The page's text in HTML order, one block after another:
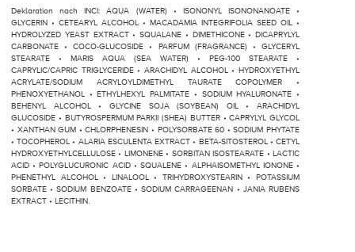
Deklaration nach INCI: AQUA (WATER) • ISONONYL ISONONANOATE •
GLYCERIN • CETEARYL ALCOHOL • MACADAMIA INTEGRIFOLIA SEED OIL •
HYDROLYZED YEAST EXTRACT • SQUALANE • DIMETHICONE • DICAPRYLYL
CARBONATE • COCO-GLUCOSIDE • PARFUM (FRAGRANCE) • GLYCERYL
STEARATE • MARIS AQUA (SEA WATER) • PEG-100 STEARATE •
CAPRYLIC/CAPRIC TRIGLYCERIDE • ARACHIDYL ALCOHOL • HYDROXYETHYL
ACRYLATE/SODIUM ACRYLOYLDIMETHYL TAURATE COPOLYMER •
PHENOXYETHANOL • ETHYLHEXYL PALMITATE • SODIUM HYALURONATE •
BEHENYL ALCOHOL • GLYCINE SOJA (SOYBEAN) OIL • ARACHIDYL
GLUCOSIDE • BUTYROSPERMUM PARKII (SHEA) BUTTER • CAPRYLYL GLYCOL
• XANTHAN GUM • CHLORPHENESIN • POLYSORBATE 60 • SODIUM PHYTATE
• TOCOPHEROL • ALARIA ESCULENTA EXTRACT • BETA-SITOSTEROL • CETYL
HYDROXYETHYLCELLULOSE • LIMONENE • SORBITAN ISOSTEARATE • LACTIC
ACID • POLYGLUCURONIC ACID • SQUALENE • ALPHAISOMETHYL IONONE •
PHENETHYL ALCOHOL • LINALOOL • TRIHYDROXYSTEARIN • POTASSIUM
SORBATE • SODIUM BENZOATE • SODIUM CARRAGEENAN • JANIA RUBENS
EXTRACT • LECITHIN.